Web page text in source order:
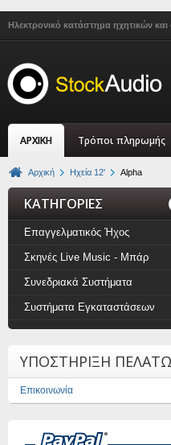
Ηλεκτρονικό κατάστημα ηχητικών
ΑΡΧΙΚΗ Τρόποι πληρωμής
Αρχική Ηχεία 12' Alpha
ΚΑΤΗΓΟΡΙΕΣ
Επαγγελματικός Ήχος
Σκηνές Live Music - Μπάρ
Συνεδριακά Συστήματα
Συστήματα Εγκαταστάσεων
ΥΠΟΣΤΗΡΙΞΗ
Επικοινωνία